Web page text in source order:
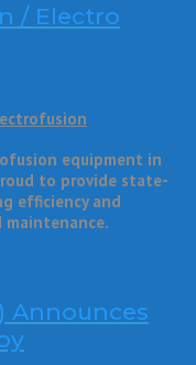
/ Electro
equipment in
to provide state-
efficiency and
Announces